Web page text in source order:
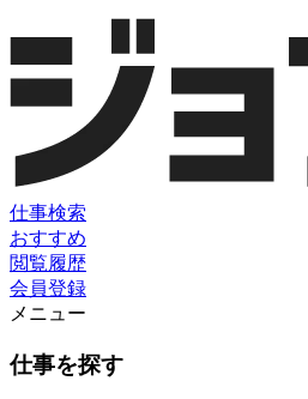
仕事検索
おすすめ
閲覧履歴
会員登録
メニュー
仕事を探す